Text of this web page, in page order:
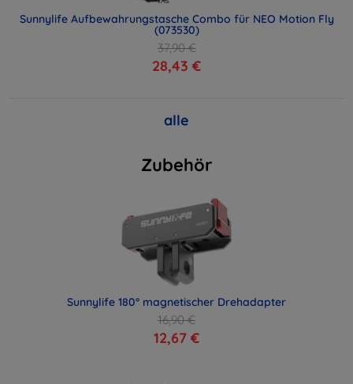
Sunnylife Aufbewahrungstasche Combo für NEO Motion Fly
(073530)
37,90 €
28,43 €
alle
Zubehör
Sunnylife 180° magnetischer Drehadapter
16,90 €
12,67 €